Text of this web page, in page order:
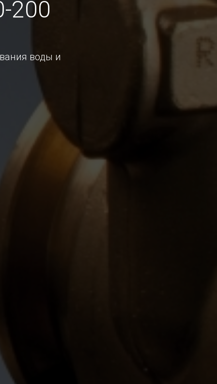
200
воды и